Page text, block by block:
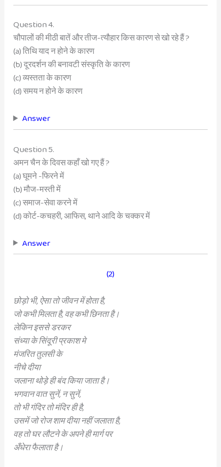
Question 4.
चौपालों की मीठी बातें और तीज-त्यौहार किस कारण से खो रहे हैं ?
(a) तिथि याद न होने के कारण
(b) दूरदर्शन की बनावटी संस्कृति के कारण
(c) व्यस्तता के कारण
(d) समय न होने के कारण
Answer
Question 5.
अमन चैन के दिवस कहाँ खो गए हैं ?
(a) घूमने -फिरने में
(b) मौज-मस्ती में
(c) समाज-सेवा करने में
(d) कोर्ट-कचहरी, आफिस, थाने आदि के चक्कर में
Answer
(2)
छोड़ो भी, ऐसा तो जीवन में होता है,
जो कभी मिलता है, वह कभी छिनता है।
लेकिन इससे डरकर
संध्या के सिंदूरी प्रकाश मे
मंजरित तुलसी के
नीचे दीया
जलाना थोड़े ही बंद किया जाता है।
भगवान वात सुनें, न सुनें,
तो भी गंदिर तो मंदिर ही है,
उसमें जो रोज शाम दीया नहीं जलाता है,
वह तो घर लौटने के अपने ही मार्ग पर
अँधेरा फैलाता है।